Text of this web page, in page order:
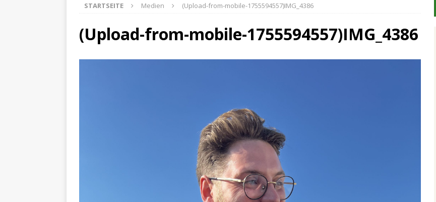
STARTSEITE Medien (Upload-from-mobile-1755594557)IMG_4386
(Upload-from-mobile-1755594557)IMG_4386